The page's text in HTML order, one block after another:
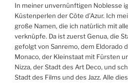
In meiner unvernünftigen Noblesse
Küstenperlen der Côte d’Azur. Ich
große Namen, die ich natürlich mit
verknüpfe. Da ist zuerst Genua, die
gefolgt von Sanremo, dem Eldorado
Monaco, der Kleinstaat mit Fürsten
Nizza, der Stadt des Art Deco, und
Stadt des Films und des Jazz. Alle